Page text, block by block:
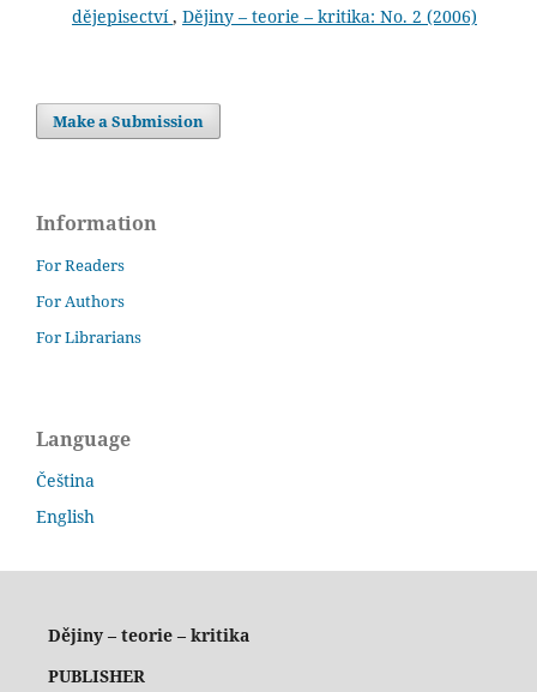
dějepisectví, Dějiny – teorie – kritika: No. 2 (2006)
Make a Submission
Information
For Readers
For Authors
For Librarians
Language
Čeština
English
Dějiny – teorie – kritika
PUBLISHER